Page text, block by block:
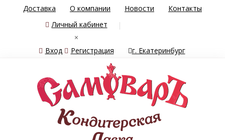
Доставка О компании Новости
Контакты
Личный кабинет
×
Вход
Регистрация г. Екатеринбург